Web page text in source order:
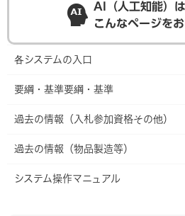
AI（人工知能）は
こんなページを
各システムの入口
要綱・基準要綱・基準
過去の情報（入札参加資格その他）
過去の情報（物品製造等）
システム操作マニュアル